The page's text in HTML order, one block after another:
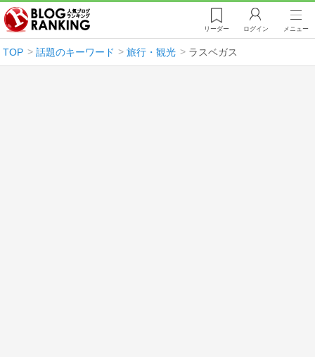
リーダー ログイン メニュー
TOP 話題のキーワード 旅行・観光 ラスベガス